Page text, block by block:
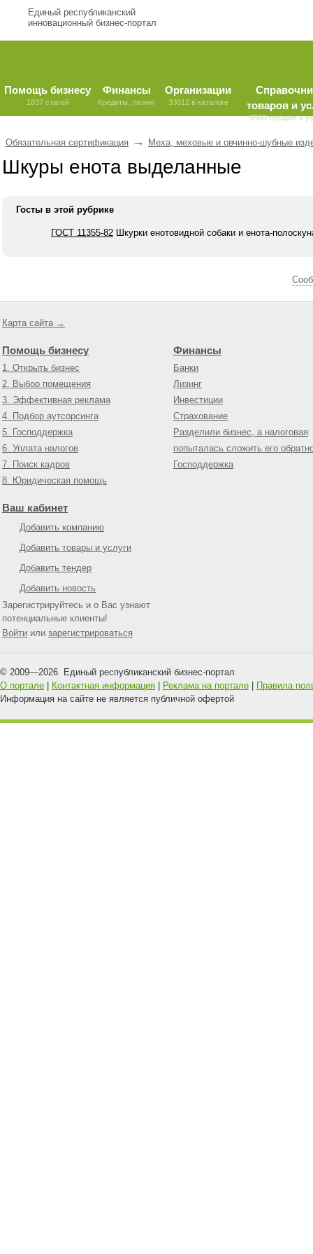
Единый республиканский
инновационный бизнес-портал
Помощь бизнесу
1837 статей
Финансы
Кредиты, лизинг
Организации
33612 в каталоге
товаров и
9580 товаров и
Обязательная сертификация → Меха, меховые и овчинно-шубные
Шкуры енота выделанные
Госты в этой рубрике
ГОСТ 11355-82 Шкурки енотовидной собаки и енота-
Карта сайта →
Помощь бизнесу
1. Открыть бизнес
2. Выбор помещения
3. Эффективная реклама
4. Подбор аутсорсинга
5. Господдержка
6. Уплата налогов
7. Поиск кадров
8. Юридическая помощь
Финансы
Банки
Лизинг
Инвестиции
Страхование
Разделили бизнес, а налоговая
попыталась сложить его
Господдержка
Ваш кабинет
Добавить компанию
Добавить товары и услуги
Добавить тендер
Добавить новость
Зарегистрируйтесь и о Вас узнают
потенциальные клиенты!
Войти или зарегистрироваться
© 2009—2026 Единый республиканский бизнес-портал
О портале
Контактная информация Реклама на портале
Правила
Информация на сайте не является публичной офертой